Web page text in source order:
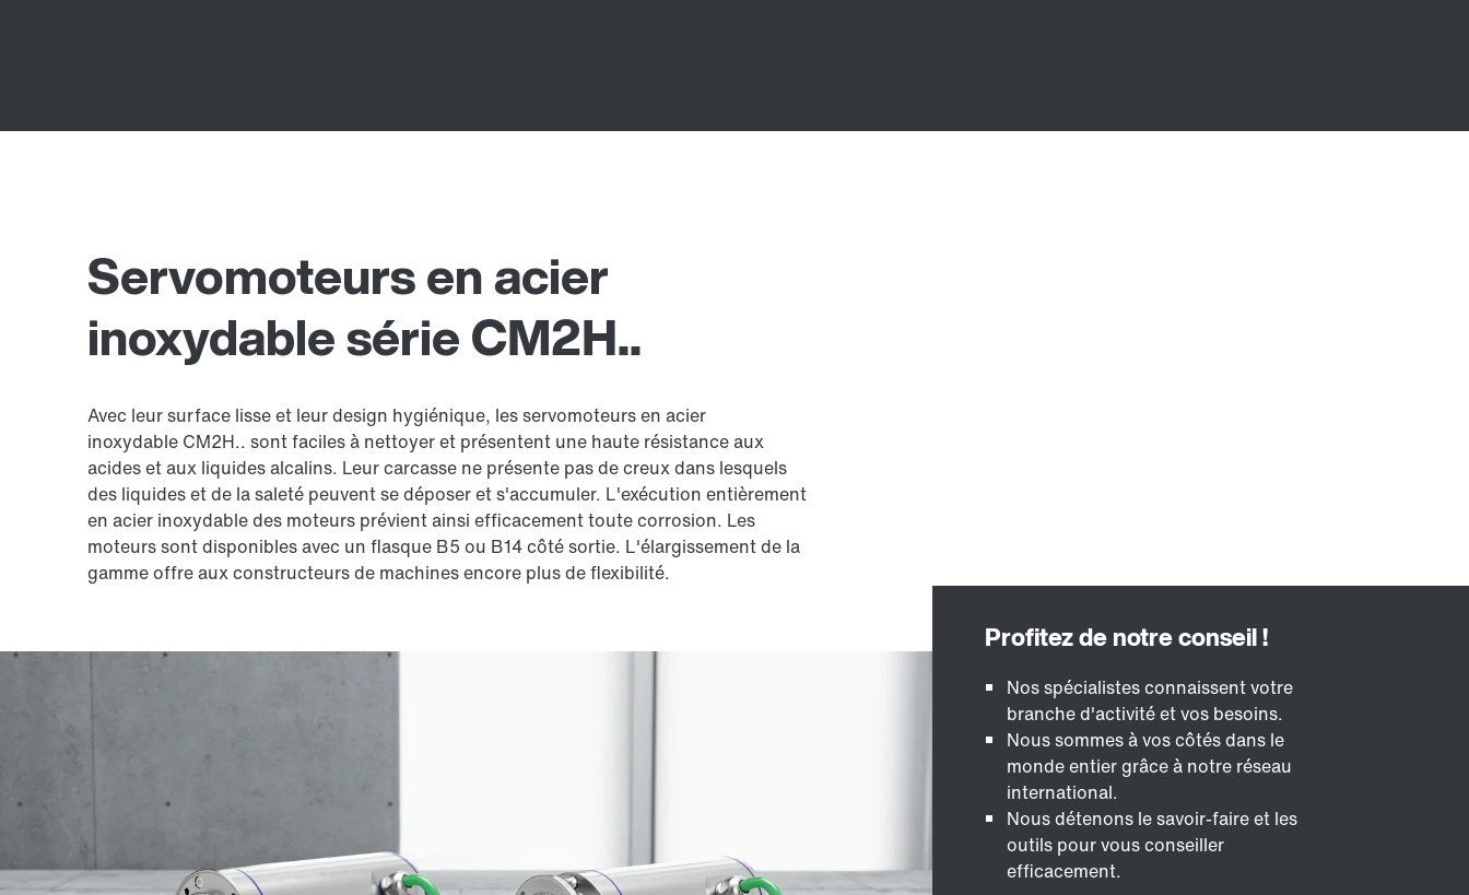
Servomoteurs en acier
inoxydable série CM2H..
Avec leur surface lisse et leur design hygiénique, les servomoteurs en acier
inoxydable CM2H.. sont faciles à nettoyer et présentent une haute résistance aux
acides et aux liquides alcalins. Leur carcasse ne présente pas de creux dans lesquels
des liquides et de la saleté peuvent se déposer et s'accumuler. L'exécution entièrement
en acier inoxydable des moteurs prévient ainsi efficacement toute corrosion. Les
moteurs sont disponibles avec un flasque B5 ou B14 côté sortie. L'élargissement de la
gamme offre aux constructeurs de machines encore plus de flexibilité.
Nos spécialistes connaissent votre
branche d'activité et vos besoins.
Nous sommes à vos côtés dans le
monde entier grâce à notre réseau
international.
Nous détenons le savoir-faire et les
outils pour vous conseiller
efficacement.